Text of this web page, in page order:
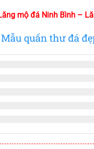
mộ đá Ninh Bình –
quấn thư đá